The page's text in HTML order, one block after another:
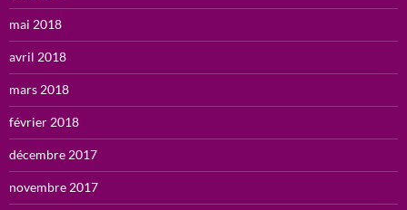
mai 2018
avril 2018
mars 2018
février 2018
décembre 2017
novembre 2017